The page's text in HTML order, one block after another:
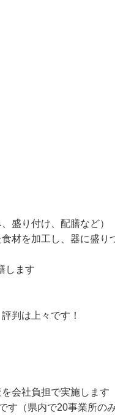
み、盛り付け、配膳な
食材を加工し、器に盛り
を会社負担で実施しま